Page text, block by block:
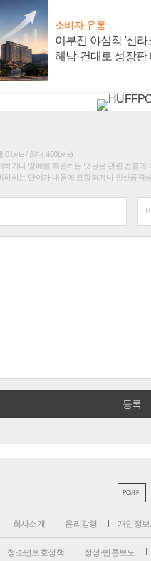
소비자·유통
이부진 야심작 '신라
해남·건대로 성장판
0 byte / 최대 400byte)
하거나 명예를 훼손하는 댓글은 관련 법률에
하하는 단어가 내용에 포함되거나 인신공격
PC버전
회사소개 윤리강령 개인정
청소년보호정책 정정·반론보도